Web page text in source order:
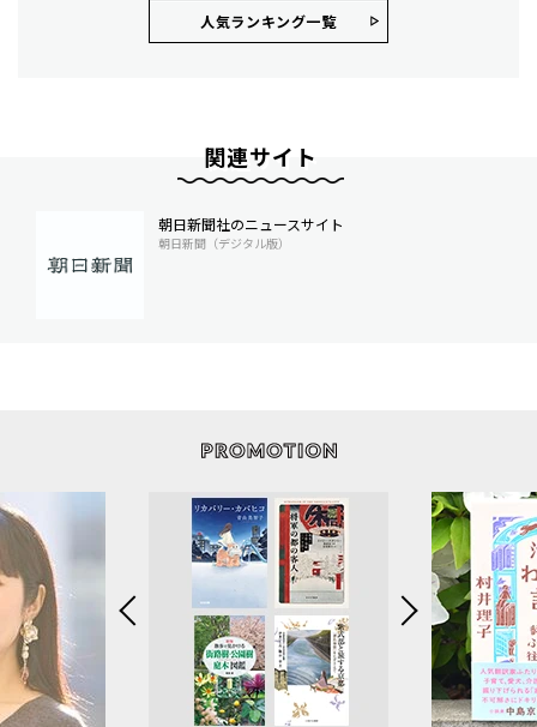
人気ランキング⼀覧
関連サイト
朝日新聞社のニュースサイト
朝日新聞（デジタル版）